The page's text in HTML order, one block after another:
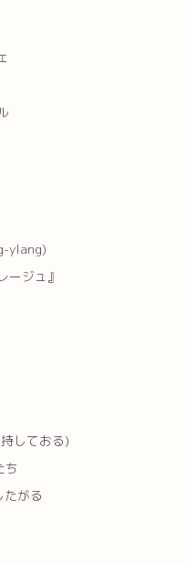
ylang)
ージュ』
しておる)
ち
がる